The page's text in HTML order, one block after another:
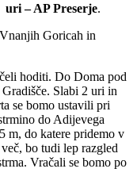
uri – AP Preserje.
Goricah in
hoditi. Do Doma pod
Slabi 2 uri in
se bomo ustavili pri
do Adijevega
m, do katere pridemo v
bo tudi lep razgled
Vračali se bomo po